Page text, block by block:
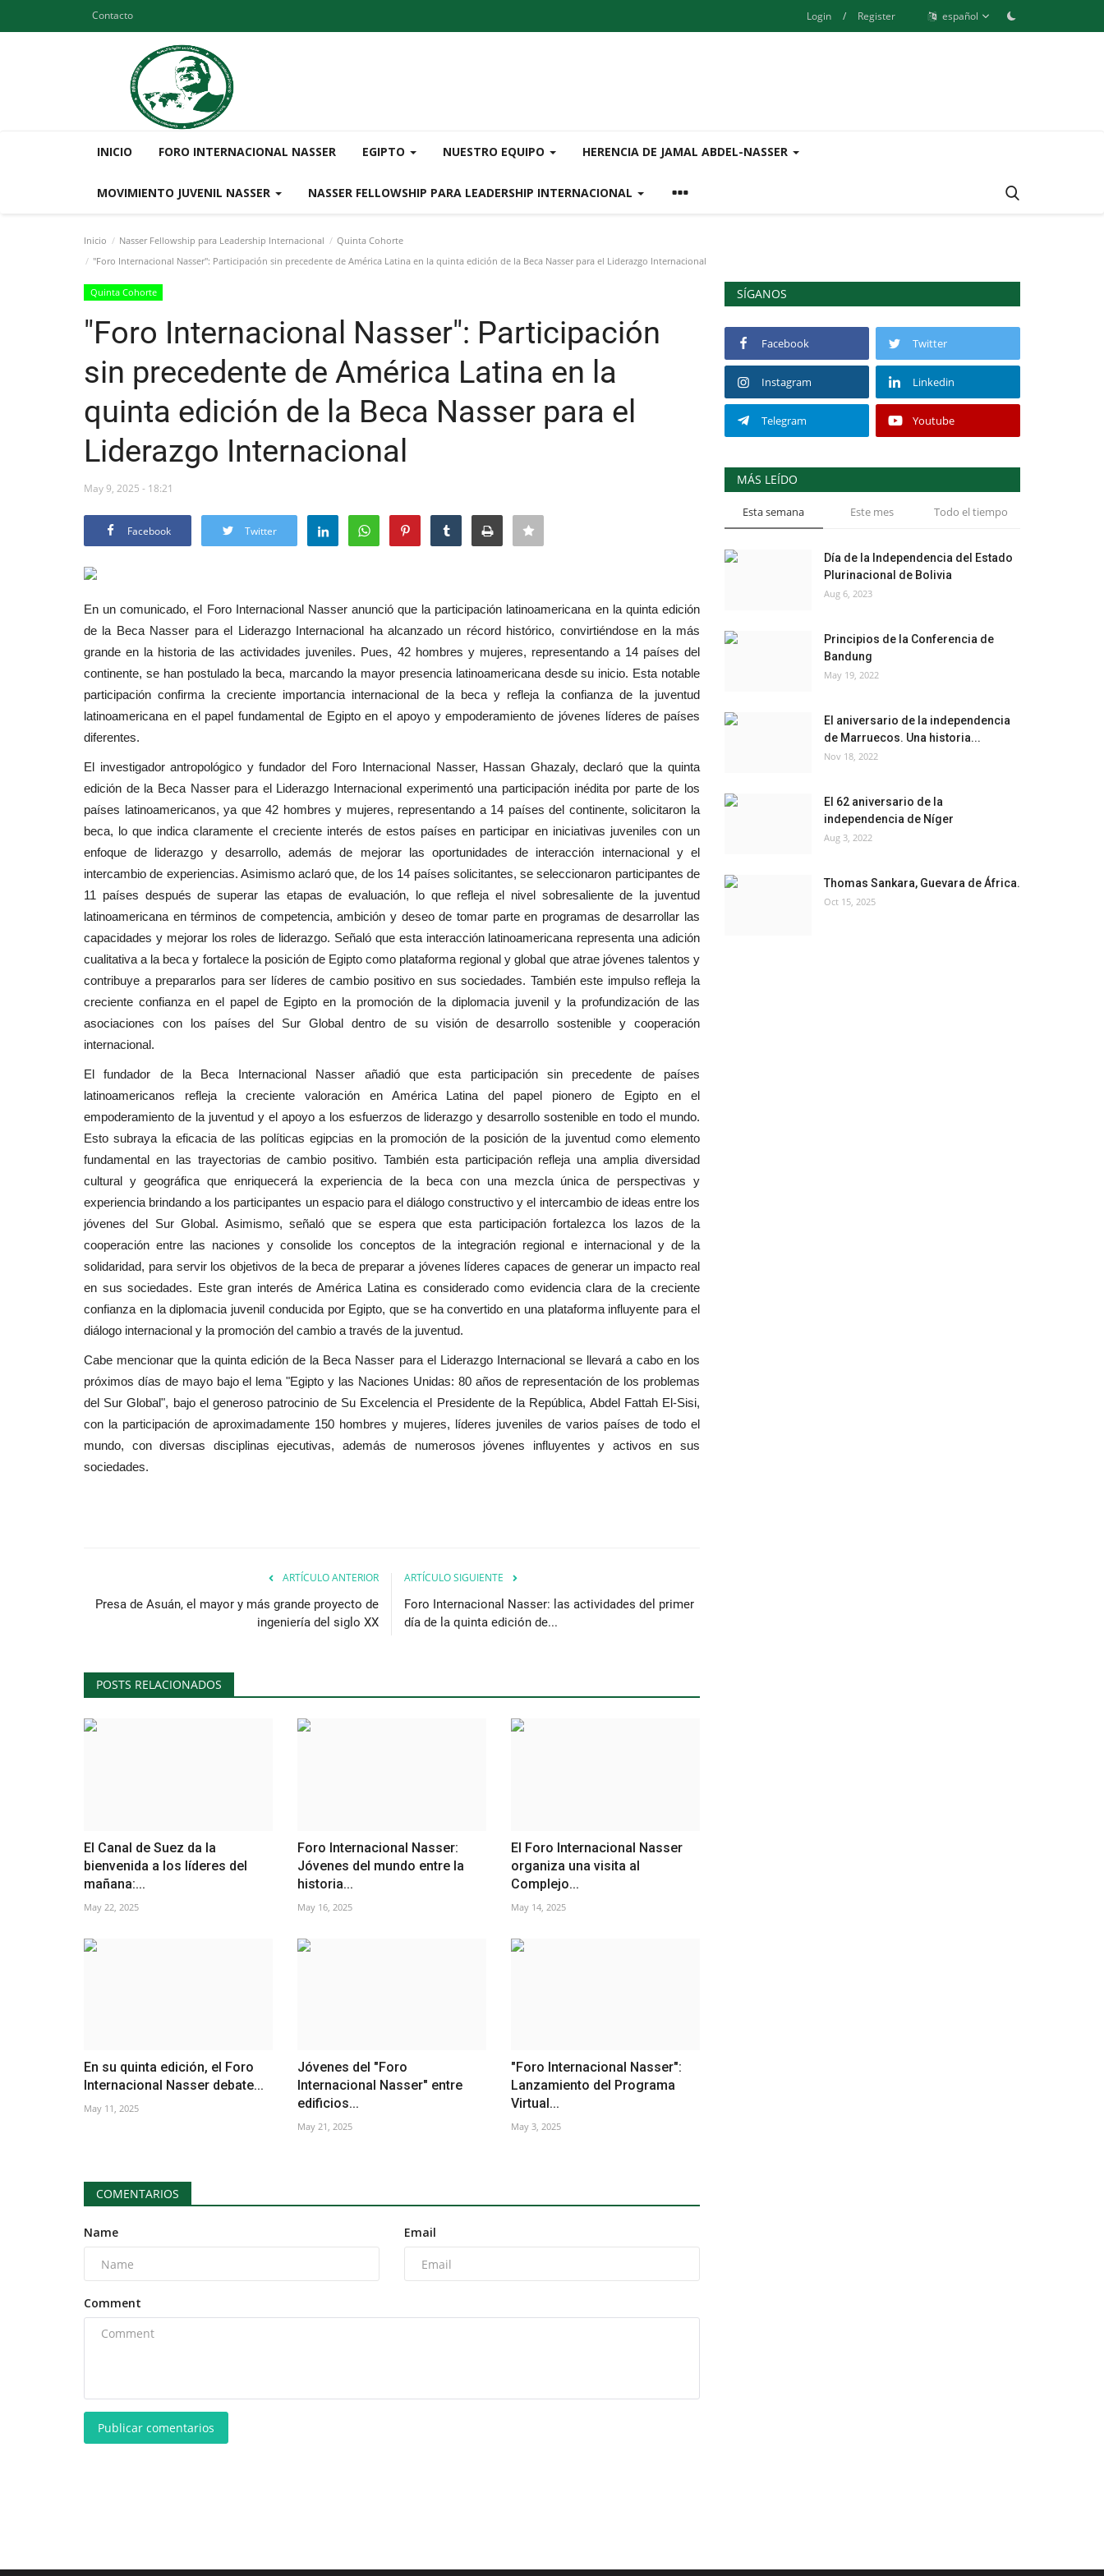
Contacto Login / Register español
INICIO FORO INTERNACIONAL NASSER EGIPTO NUESTRO EQUIPO HERENCIA DE JAMAL ABDEL-NASSER
MOVIMIENTO JUVENIL NASSER NASSER FELLOWSHIP PARA LEADERSHIP INTERNACIONAL
Inicio Nasser Fellowship para Leadership Internacional
Quinta Cohorte
"Foro Internacional Nasser": Participación sin precedente de América Latina en la quinta edición de la Beca Nasser para el Liderazgo Internacional
Quinta Cohorte
"Foro Internacional Nasser": Participación
sin precedente de América Latina en la
quinta edición de la Beca Nasser para el
Liderazgo Internacional
May 9, 2025 - 18:21
Facebook Twitter
En un comunicado, el Foro Internacional Nasser anunció que la participación latinoamericana en la quinta edición
de la Beca Nasser para el Liderazgo Internacional ha alcanzado un récord histórico, convirtiéndose en la más
grande en la historia de las actividades juveniles. Pues, 42 hombres y mujeres, representando a 14 países del
continente, se han postulado la beca, marcando la mayor presencia latinoamericana desde su inicio. Esta notable
participación confirma la creciente importancia internacional de la beca y refleja la confianza de la juventud
latinoamericana en el papel fundamental de Egipto en el apoyo y empoderamiento de jóvenes líderes de países
diferentes.
El investigador antropológico y fundador del Foro Internacional Nasser, Hassan Ghazaly, declaró que la quinta
edición de la Beca Nasser para el Liderazgo Internacional experimentó una participación inédita por parte de los
países latinoamericanos, ya que 42 hombres y mujeres, representando a 14 países del continente, solicitaron la
beca, lo que indica claramente el creciente interés de estos países en participar en iniciativas juveniles con un
enfoque de liderazgo y desarrollo, además de mejorar las oportunidades de interacción internacional y el
intercambio de experiencias. Asimismo aclaró que, de los 14 países solicitantes, se seleccionaron participantes de
11 países después de superar las etapas de evaluación, lo que refleja el nivel sobresaliente de la juventud
latinoamericana en términos de competencia, ambición y deseo de tomar parte en programas de desarrollar las
capacidades y mejorar los roles de liderazgo. Señaló que esta interacción latinoamericana representa una adición
cualitativa a la beca y fortalece la posición de Egipto como plataforma regional y global que atrae jóvenes talentos y
contribuye a prepararlos para ser líderes de cambio positivo en sus sociedades. También este impulso refleja la
creciente confianza en el papel de Egipto en la promoción de la diplomacia juvenil y la profundización de las
asociaciones con los países del Sur Global dentro de su visión de desarrollo sostenible y cooperación
internacional.
El fundador de la Beca Internacional Nasser añadió que esta participación sin precedente de países
latinoamericanos refleja la creciente valoración en América Latina del papel pionero de Egipto en el
empoderamiento de la juventud y el apoyo a los esfuerzos de liderazgo y desarrollo sostenible en todo el mundo.
Esto subraya la eficacia de las políticas egipcias en la promoción de la posición de la juventud como elemento
fundamental en las trayectorias de cambio positivo. También esta participación refleja una amplia diversidad
cultural y geográfica que enriquecerá la experiencia de la beca con una mezcla única de perspectivas y
experiencia brindando a los participantes un espacio para el diálogo constructivo y el intercambio de ideas entre los
jóvenes del Sur Global. Asimismo, señaló que se espera que esta participación fortalezca los lazos de la
cooperación entre las naciones y consolide los conceptos de la integración regional e internacional y de la
solidaridad, para servir los objetivos de la beca de preparar a jóvenes líderes capaces de generar un impacto real
en sus sociedades. Este gran interés de América Latina es considerado como evidencia clara de la creciente
confianza en la diplomacia juvenil conducida por Egipto, que se ha convertido en una plataforma influyente para el
diálogo internacional y la promoción del cambio a través de la juventud.
Cabe mencionar que la quinta edición de la Beca Nasser para el Liderazgo Internacional se llevará a cabo en los
próximos días de mayo bajo el lema "Egipto y las Naciones Unidas: 80 años de representación de los problemas
del Sur Global", bajo el generoso patrocinio de Su Excelencia el Presidente de la República, Abdel Fattah El-Sisi,
con la participación de aproximadamente 150 hombres y mujeres, líderes juveniles de varios países de todo el
mundo, con diversas disciplinas ejecutivas, además de numerosos jóvenes influyentes y activos en sus
sociedades.
ARTÍCULO ANTERIOR
Presa de Asuán, el mayor y más grande proyecto de
ingeniería del siglo XX
ARTÍCULO SIGUIENTE
Foro Internacional Nasser: las actividades del primer
día de la quinta edición de...
POSTS RELACIONADOS
El Canal de Suez da la
bienvenida a los líderes del
mañana:...
May 22, 2025
Foro Internacional Nasser:
Jóvenes del mundo entre la
historia...
May 16, 2025
El Foro Internacional Nasser
organiza una visita al
Complejo...
May 14, 2025
En su quinta edición, el Foro
Internacional Nasser debate...
May 11, 2025
Jóvenes del "Foro
Internacional Nasser" entre
edificios...
May 21, 2025
"Foro Internacional Nasser":
Lanzamiento del Programa
Virtual...
May 3, 2025
COMENTARIOS
Name Email
Comment
Publicar comentarios
SÍGANOS
Facebook Twitter
Instagram Linkedin
Telegram Youtube
MÁS LEÍDO
Esta semana Este mes Todo el tiempo
Día de la Independencia del Estado
Plurinacional de Bolivia
Aug 6, 2023
Principios de la Conferencia de
Bandung
May 19, 2022
El aniversario de la independencia
de Marruecos. Una historia...
Nov 18, 2022
El 62 aniversario de la
independencia de Níger
Aug 3, 2022
Thomas Sankara, Guevara de África.
Oct 15, 2025